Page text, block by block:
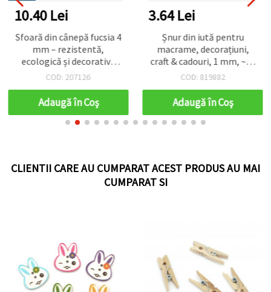
10.40 Lei
Sfoară din cânepă fucsia 4
mm – rezistentă,
ecologică și decorativă
pentru hobby, DIY și
COD: 207126
Adaugă în Coş
3.64 Lei
Șnur din iută pentru
macrame, decorațiuni,
craft & cadouri, 1 mm, ~14
m
COD: 819882
Adaugă în Coş
CLIENTII CARE AU CUMPARAT ACEST PRODUS AU MAI
CUMPARAT SI